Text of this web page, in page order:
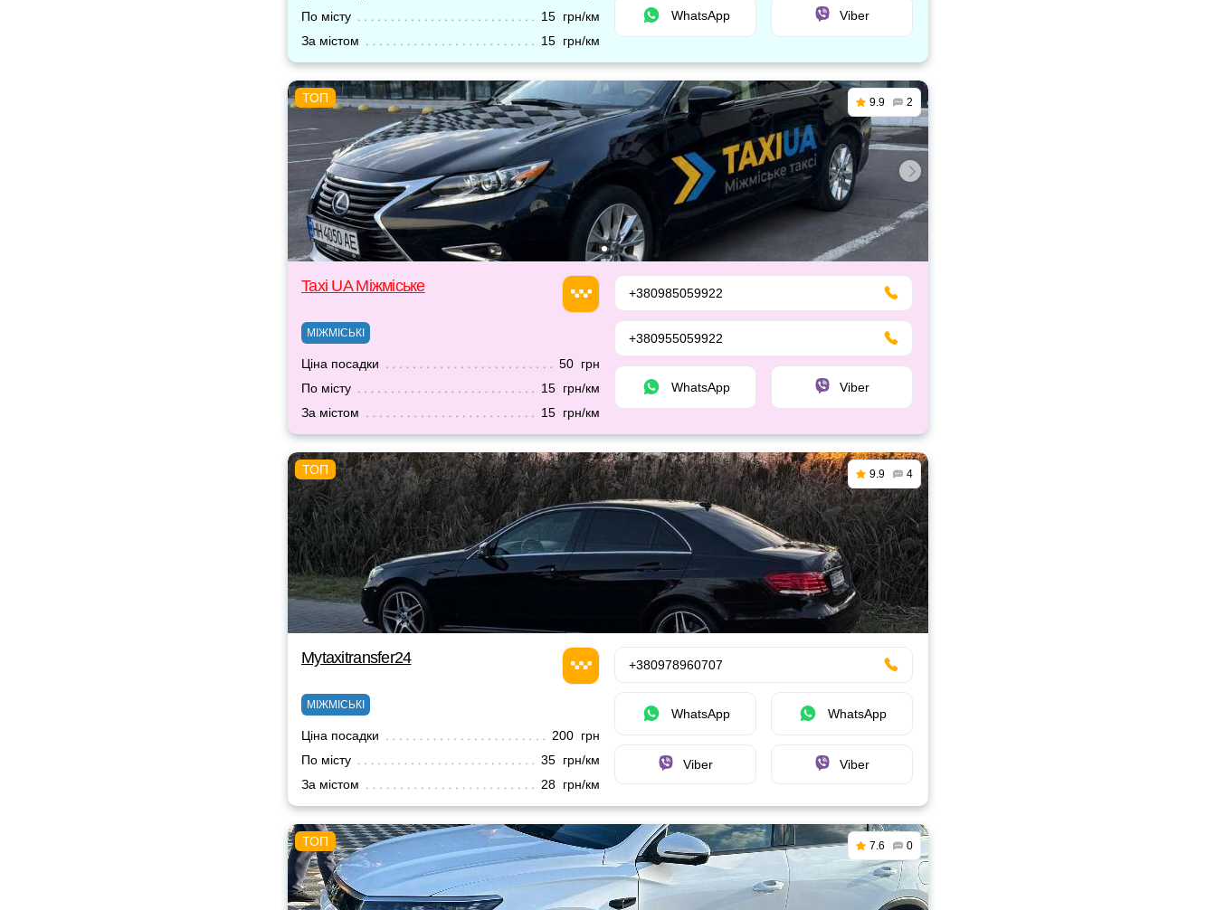
По місту
15 грн/км
За містом
15 грн/км
WhatsApp Viber
9.9 2
Taxi UA Міжміське
МІЖМІСЬКІ
Ціна посадки
50 грн
По місту
15 грн/км
За містом
15 грн/км
+380985059922
+380955059922
WhatsApp Viber
9.9 4
Mytaxitransfer24
МІЖМІСЬКІ
Ціна посадки
200 грн
По місту
35 грн/км
За містом
28 грн/км
+380978960707
WhatsApp WhatsApp
Viber Viber
7.6 0